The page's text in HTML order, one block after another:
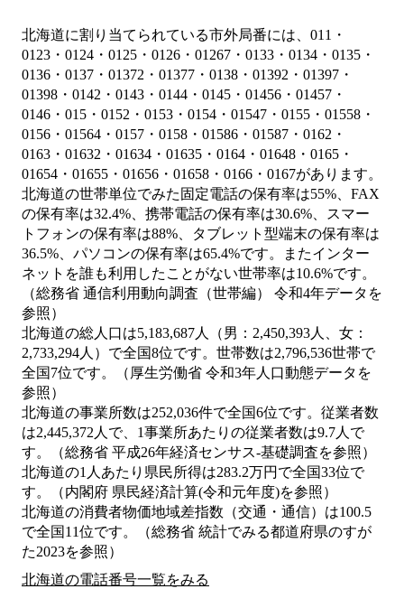
北海道に割り当てられている市外局番には、011・
0123・0124・0125・0126・01267・0133・0134・0135・
0136・0137・01372・01377・0138・01392・01397・
01398・0142・0143・0144・0145・01456・01457・
0146・015・0152・0153・0154・01547・0155・01558・
0156・01564・0157・0158・01586・01587・0162・
0163・01632・01634・01635・0164・01648・0165・
01654・01655・01656・01658・0166・0167があります。
北海道の世帯単位でみた固定電話の保有率は55%、FAX
の保有率は32.4%、携帯電話の保有率は30.6%、スマー
トフォンの保有率は88%、タブレット型端末の保有率は
36.5%、パソコンの保有率は65.4%です。またインター
ネットを誰も利用したことがない世帯率は10.6%です。
（総務省 通信利用動向調査（世帯編） 令和4年データを
参照）
北海道の総人口は5,183,687人（男：2,450,393人、女：
2,733,294人）で全国8位です。世帯数は2,796,536世帯で
全国7位です。（厚生労働省 令和3年人口動態データを
参照）
北海道の事業所数は252,036件で全国6位です。従業者数
は2,445,372人で、1事業所あたりの従業者数は9.7人で
す。（総務省 平成26年経済センサス‐基礎調査を参照）
北海道の1人あたり県民所得は283.2万円で全国33位で
す。（内閣府 県民経済計算(令和元年度)を参照）
北海道の消費者物価地域差指数（交通・通信）は100.5
で全国11位です。（総務省 統計でみる都道府県のすが
た2023を参照）
北海道の電話番号一覧をみる